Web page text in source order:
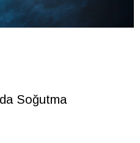
Soğutma